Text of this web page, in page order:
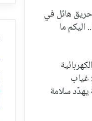
هائل في
اليكم ما
غياب
يهدّد سلامة